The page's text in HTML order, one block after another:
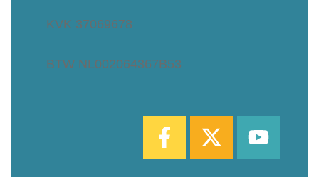
KVK 37069678
BTW NL002064367B53